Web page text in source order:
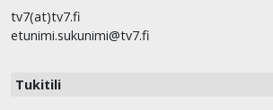
tv7(at)tv7.fi
etunimi.sukunimi@tv7.fi
Tukitili